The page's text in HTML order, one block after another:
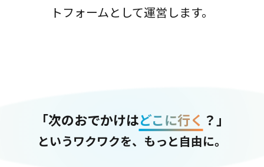
トフォームとして運営します。
「次のおでかけはどこに行く ？」
というワクワクを、もっと自由に。